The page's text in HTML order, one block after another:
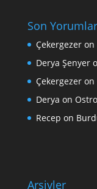
Son Yorumlar
Çekergezeron
Derya Şenyer
Çekergezeron
Derya on
Recep on
Arşivler